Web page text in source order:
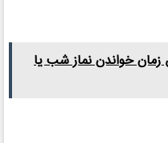
زمان خواندن نماز شب یا